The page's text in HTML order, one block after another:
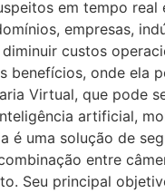
em tempo real
empresas,
custos
benefícios, onde ela
Virtual, que pode
artificial,
é uma solução de
entre
Seu principal